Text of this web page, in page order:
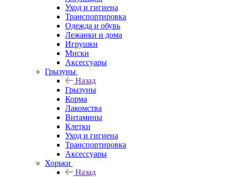
Уход и гигиена
Транспортировка
Одежда и обувь
Лежанки и дома
Игрушки
Миски
Аксессуары
Грызуны
Назад
Грызуны
Корма
Лакомства
Витамины
Клетки
Уход и гигиена
Транспортировка
Аксессуары
Хорьки
Назад